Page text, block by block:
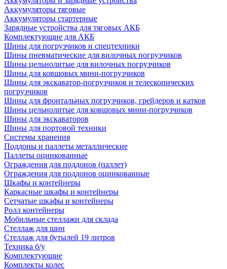
Аккумуляторы тяговые
Аккумуляторы стартерные
Зарядные устройства для тяговых АКБ
Комплектующие для АКБ
Шины для погрузчиков и спецтехники
Шины пневматические для вилочных погрузчиков
Шины цельнолитые для вилочных погрузчиков
Шины для ковшовых мини-погрузчиков
Шины для экскаватор-погрузчиков и телескопических
погрузчиков
Шины для фронтальных погрузчиков, грейдеров и катков
Шины цельнолитые для ковшовых мини-погрузчиков
Шины для экскаваторов
Шины для портовой техники
Системы хранения
Поддоны и паллеты металлические
Паллеты оцинкованные
Ограждения для поддонов (паллет)
Ограждения для поддонов оцинкованные
Шкафы и контейнеры
Каркасные шкафы и контейнеры
Сетчатые шкафы и контейнеры
Ролл контейнеры
Мобильные стеллажи для склада
Стеллаж для шин
Стеллаж для бутылей 19 литров
Техника б/у
Комплектующие
Комплекты колес